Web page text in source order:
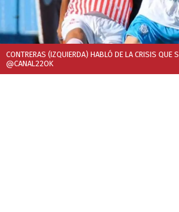
CONTRERAS (IZQUIERDA) HABLÓ DE LA CRISIS QUE
@CANAL22OK